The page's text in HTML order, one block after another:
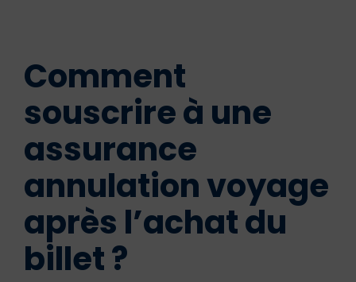
Comment
souscrire à une
assurance
annulation voyage
après l’achat du
billet ?